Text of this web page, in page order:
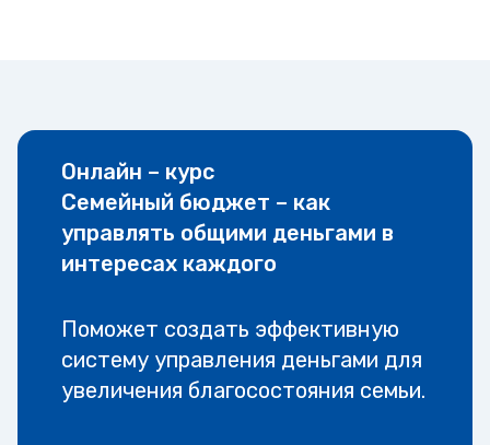
Онлайн – курс
Семейный бюджет – как
управлять общими деньгами в
интересах каждого
Поможет создать эффективную
систему управления деньгами для
увеличения благосостояния семьи.